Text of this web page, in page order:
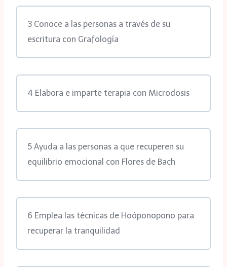
3 Conoce a las personas a través de su
escritura con Grafología
4 Elabora e imparte terapia con Microdosis
5 Ayuda a las personas a que recuperen su
equilibrio emocional con Flores de Bach
6 Emplea las técnicas de Hoóponopono para
recuperar la tranquilidad